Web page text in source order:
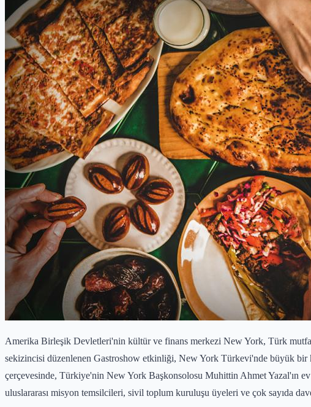
Amerika Birleşik Devletleri'nin kültür ve finans merkezi New York, Türk
sekizincisi düzenlenen Gastroshow etkinliği, New York Türkevi'nde büyük bir
çerçevesinde, Türkiye'nin New York Başkonsolosu Muhittin Ahmet Yazal'ın
uluslararası misyon temsilcileri, sivil toplum kuruluşu üyeleri ve çok sayıda